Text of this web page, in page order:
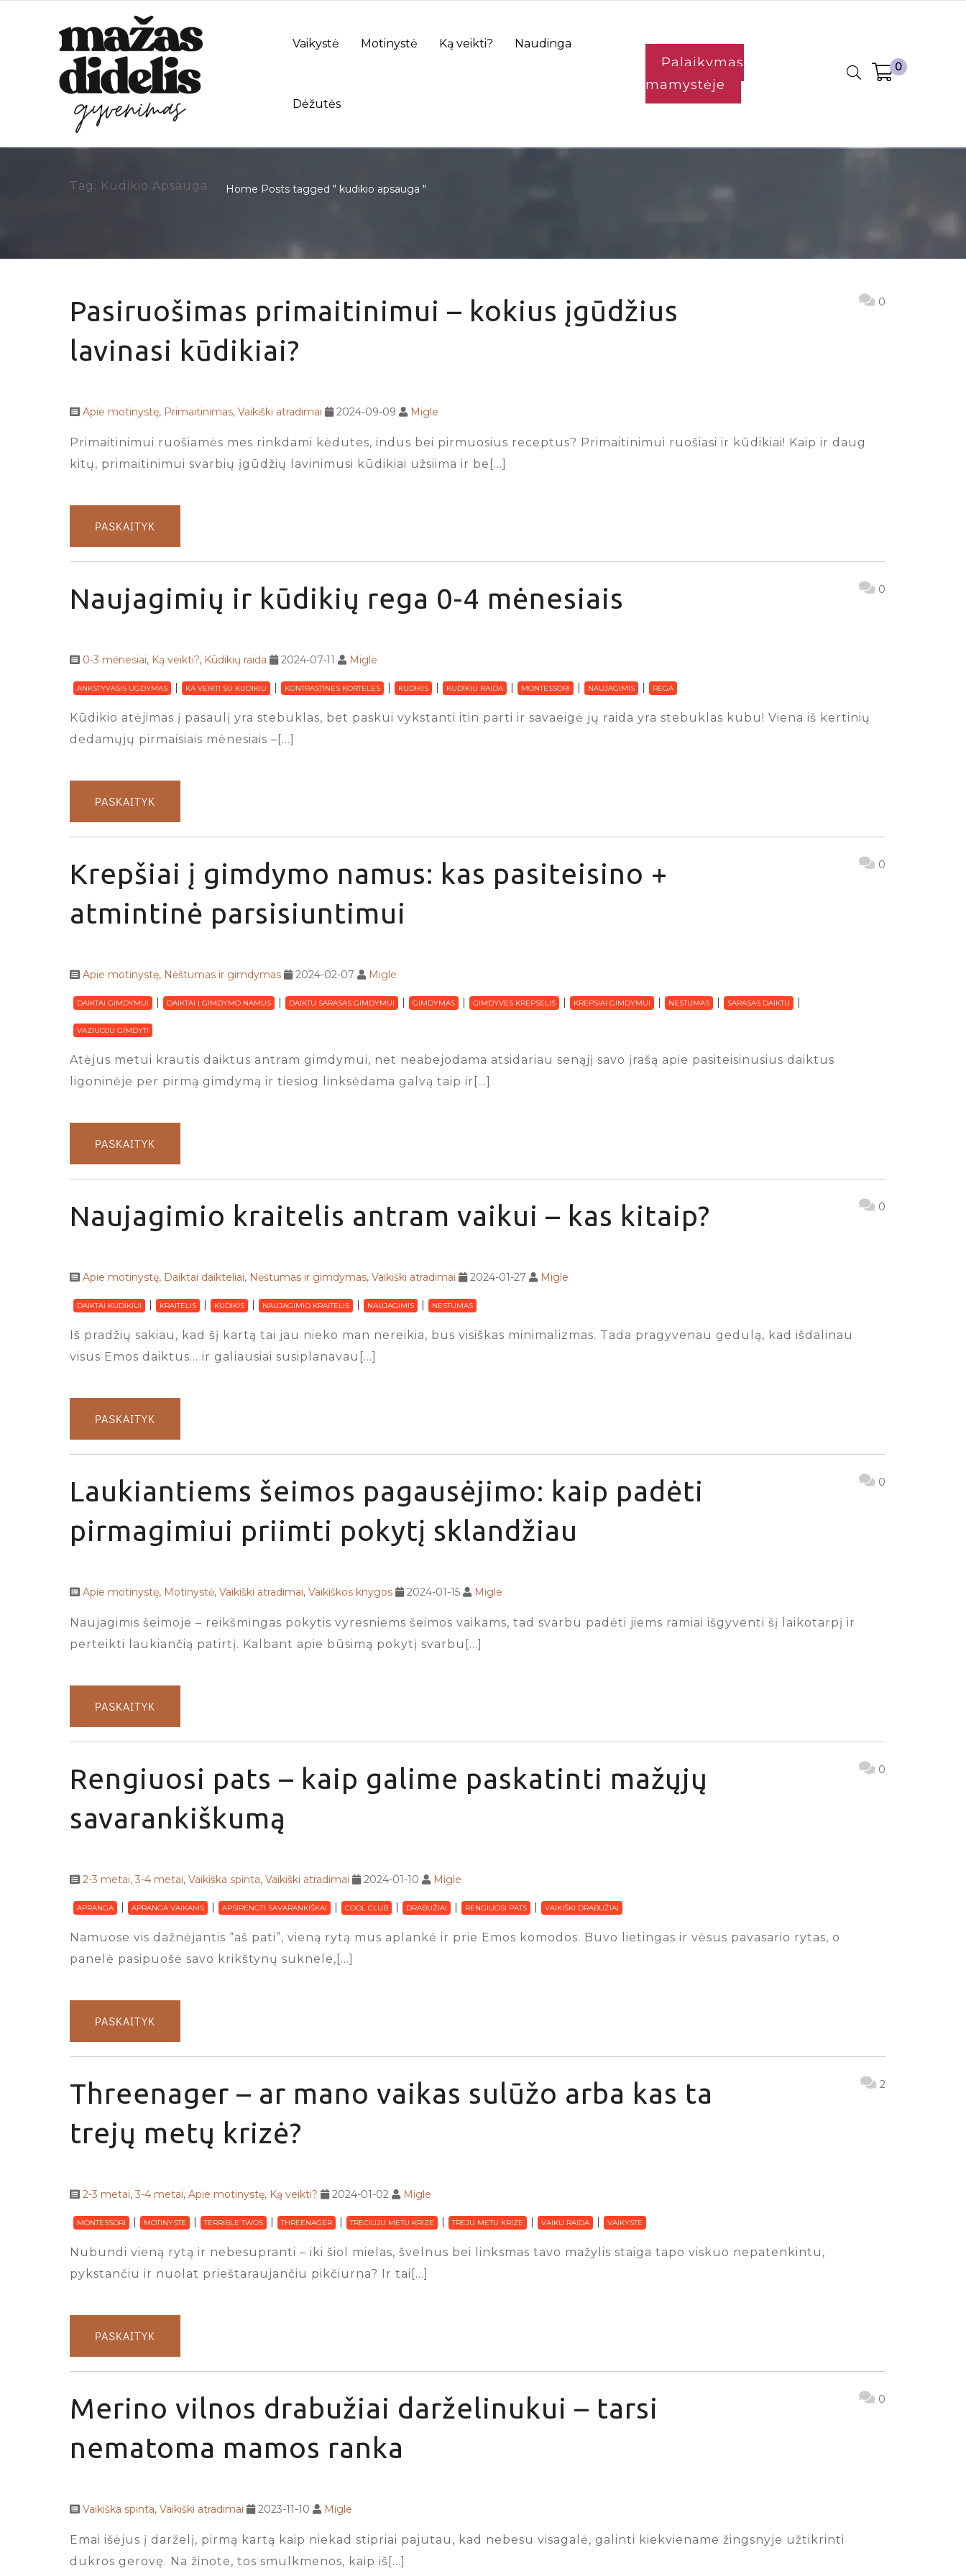
Vaikystė Motinystė Ką veikti? Naudinga
Dėžutės
Palaikymas
mamystėje
0
Tag: Kudikio Apsauga Home Posts tagged " kudikio apsauga "
Pasiruošimas primaitinimui – kokius įgūdžius
lavinasi kūdikiai?
0
Apie motinystę, Primaitinimas, Vaikiški atradimai 2024-09-09 Migle
Primaitinimui ruošiamės mes rinkdami kėdutes, indus bei pirmuosius receptus? Primaitinimui ruošiasi ir kūdikiai! Kaip ir daug
kitų, primaitinimui svarbių įgūdžių lavinimusi kūdikiai užsiima ir be[…]
PASKAITYK
Naujagimių ir kūdikių rega 0-4 mėnesiais 0
0-3 mėnesiai, Ką veikti?, Kūdikių raida 2024-07-11 Migle
ANKSTYVASIS UGDYMAS KA VEIKTI SU KUDIKIU KONTRASTINES KORTELES KUDIKIS KUDIKIU RAIDA MONTESSORI NAUJAGIMIS REGA
Kūdikio atėjimas į pasaulį yra stebuklas, bet paskui vykstanti itin parti ir savaeigė jų raida yra stebuklas kubu! Viena iš kertinių
dedamųjų pirmaisiais mėnesiais –[…]
PASKAITYK
Krepšiai į gimdymo namus: kas pasiteisino +
atmintinė parsisiuntimui
0
Apie motinystę, Nėštumas ir gimdymas 2024-02-07 Migle
DAIKTAI GIMDYMUI DAIKTAI Į GIMDYMO NAMUS DAIKTU SARASAS GIMDYMUI GIMDYMAS GIMDYVES KREPSELIS KREPSIAI GIMDYMUI NESTUMAS SARASAS DAIKTU
VAZIUOJU GIMDYTI
Atėjus metui krautis daiktus antram gimdymui, net neabejodama atsidariau senąjį savo įrašą apie pasiteisinusius daiktus
ligoninėje per pirmą gimdymą ir tiesiog linksėdama galvą taip ir[…]
PASKAITYK
Naujagimio kraitelis antram vaikui – kas kitaip? 0
Apie motinystę, Daiktai daikteliai, Nėštumas ir gimdymas, Vaikiški atradimai 2024-01-27 Migle
DAIKTAI KUDIKIUI KRAITELIS KUDIKIS NAUJAGIMIO KRAITELIS NAUJAGIMIS NESTUMAS
Iš pradžių sakiau, kad šį kartą tai jau nieko man nereikia, bus visiškas minimalizmas. Tada pragyvenau gedulą, kad išdalinau
visus Emos daiktus… ir galiausiai susiplanavau[…]
PASKAITYK
Laukiantiems šeimos pagausėjimo: kaip padėti
pirmagimiui priimti pokytį sklandžiau
0
Apie motinystę, Motinystė, Vaikiški atradimai, Vaikiškos knygos 2024-01-15 Migle
Naujagimis šeimoje – reikšmingas pokytis vyresniems šeimos vaikams, tad svarbu padėti jiems ramiai išgyventi šį laikotarpį ir
perteikti laukiančią patirtį. Kalbant apie būsimą pokytį svarbu[…]
PASKAITYK
Rengiuosi pats – kaip galime paskatinti mažųjų
savarankiškumą
0
2-3 metai, 3-4 metai, Vaikiška spinta, Vaikiški atradimai 2024-01-10 Migle
APRANGA APRANGA VAIKAMS APSIRENGTI SAVARANKIŠKAI COOL CLUB DRABUŽIAI RENGIUOSI PATS VAIKIŠKI DRABUŽIAI
Namuose vis dažnėjantis “aš pati”, vieną rytą mus aplankė ir prie Emos komodos. Buvo lietingas ir vėsus pavasario rytas, o
panelė pasipuošė savo krikštynų suknele,[…]
PASKAITYK
Threenager – ar mano vaikas sulūžo arba kas ta
trejų metų krizė?
2
2-3 metai, 3-4 metai, Apie motinystę, Ką veikti? 2024-01-02 Migle
MONTESSORI MOTINYSTE TERRIBLE TWOS THREENAGER TRECIUJU METU KRIZE TREJU METU KRIZE VAIKU RAIDA VAIKYSTE
Nubundi vieną rytą ir nebesupranti – iki šiol mielas, švelnus bei linksmas tavo mažylis staiga tapo viskuo nepatenkintu,
pykstančiu ir nuolat prieštaraujančiu pikčiurna? Ir tai[…]
PASKAITYK
Merino vilnos drabužiai darželinukui – tarsi
nematoma mamos ranka
0
Vaikiška spinta, Vaikiški atradimai 2023-11-10 Migle
Emai išėjus į darželį, pirmą kartą kaip niekad stipriai pajutau, kad nebesu visagalė, galinti kiekviename žingsnyje užtikrinti
dukros gerovę. Na žinote, tos smulkmenos, kaip iš[…]